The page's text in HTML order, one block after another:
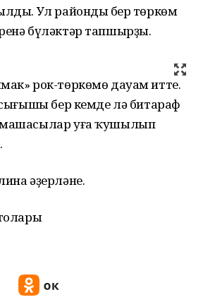
Ул райондың бер төркөм
бүләктәр тапшырҙы.
рок-төркөмө дауам итте.
бер кемде лә битараф
уға ҡушылып
әҙерләне.